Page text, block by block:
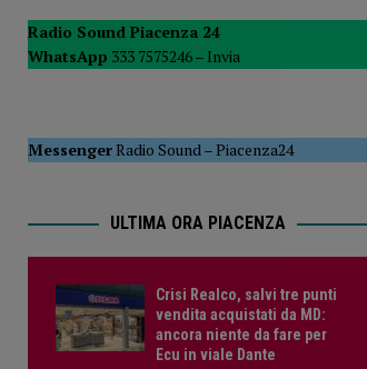
[ 5 Agosto 2026 ] Tennistavolo –
Radio Sound Piacenza 24
WhatsApp 333 7575246 – Invia
MessengerRadio Sound–Piacenza24
ULTIMA ORA PIACENZA
Crisi Realco, salvi tre punti
vendita acquistati da MD:
ancora niente da fare per
Ecu in viale Dante